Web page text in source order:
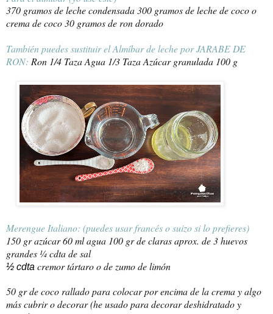
370 gramos de leche condensada 300 gramos de leche de coco o
crema de coco 30 gramos de ron dorado
También puedes sustituir el Almíbar de leche por JARABE DE
RON: Ron 1/4 Taza Agua 1/3 Taza Azúcar granulada 100 g
Merengue Italiano: (puedes usar francés o suizo si lo prefieres)
150 gr azúcar 60 ml agua 100 gr de claras aprox. de 3 huevos
grandes ¼ cdta de sal
½ cdta cremor tártaro o de zumo de limón
50 gr de coco rallado para colocar por encima de la crema y algo
más cubrir o decorar (he usado para decorar deshidratado y